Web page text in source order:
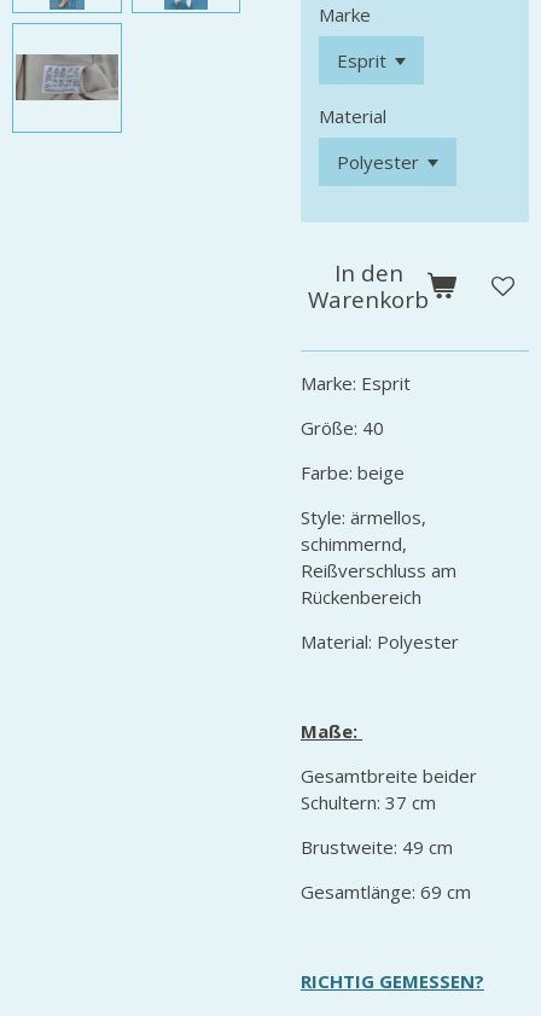
Marke
Material
In den
Warenkorb
Marke: Esprit
Größe: 40
Farbe: beige
Style: ärmellos,
schimmernd,
Reißverschluss am
Rückenbereich
Material: Polyester
Maße:
Gesamtbreite beider
Schultern: 37 cm
Brustweite: 49 cm
Gesamtlänge: 69 cm
RICHTIG GEMESSEN?